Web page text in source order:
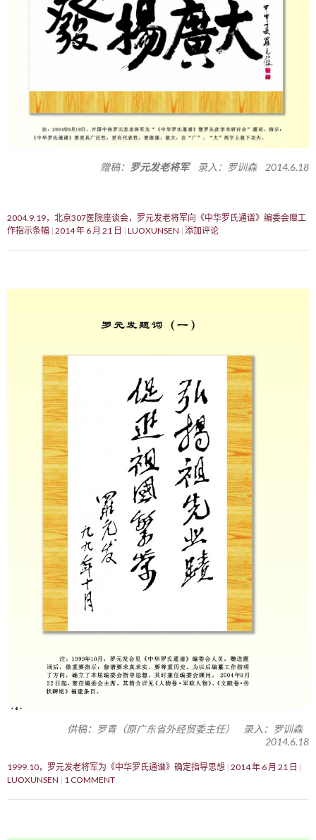
赠稿： 罗元发老将军录入：罗训森 2014.6.18
2004.9.19，北京307医院座谈会，罗元发老将军向《中华罗氏通谱》编委会赠工
作指示条幅 2014 年 6 月 21 日 LUOXUNSEN 添加评论
供稿：罗青（原广东省外经贸委主任） 录入：罗训森
2014.6.18
1999.10，罗元发老将军为《中华罗氏通谱》确定指导思想 2014 年 6 月 21 日
LUOXUNSEN
1 COMMENT